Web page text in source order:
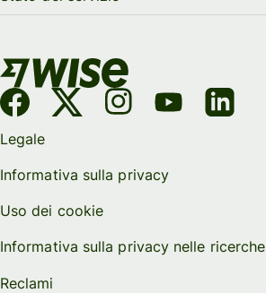
Legale
Informativa sulla privacy
Uso dei cookie
Informativa sulla privacy nelle ricerche
Reclami